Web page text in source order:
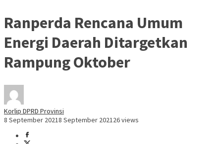
Ranperda Rencana Umum
Energi Daerah Ditargetkan
Rampung Oktober
Korlip DPRD Provinsi
8 September 20218 September 202126 views